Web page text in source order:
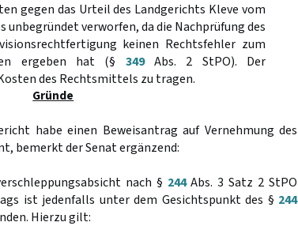
gegen das Urteil des Landgerichts Kleve vom
unbegründet verworfen, da die Nachprüfung des
keinen Rechtsfehler zum
ergeben hat (§ 349Abs. 2 StPO). Der
des Rechtsmittels zu tragen.
Gründe
habe einen Beweisantrag auf Vernehmung des
bemerkt der Senat ergänzend:
nach § 244Abs. 3 Satz 2 StPO
ist jedenfalls unter dem Gesichtspunkt des § 244
Hierzu gilt: